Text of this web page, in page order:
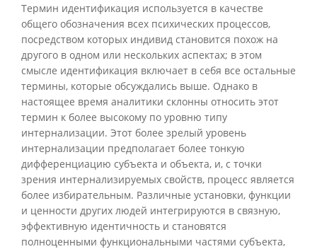
Термин идентификация используется в качестве
общего обозначения всех психических процессов,
посредством которых индивид становится похож на
другого в одном или нескольких аспектах; в этом
смысле идентификация включает в себя все остальные
термины, которые обсуждались выше. Однако в
настоящее время аналитики склонны относить этот
термин к более высокому по уровню типу
интернализации. Этот более зрелый уровень
интернализации предполагает более тонкую
дифференциацию субъекта и объекта, и, с точки
зрения интернализируемых свойств, процесс является
более избирательным. Различные установки, функции
и ценности других людей интегрируются в связную,
эффективную идентичность и становятся
полноценными функциональными частями субъекта,